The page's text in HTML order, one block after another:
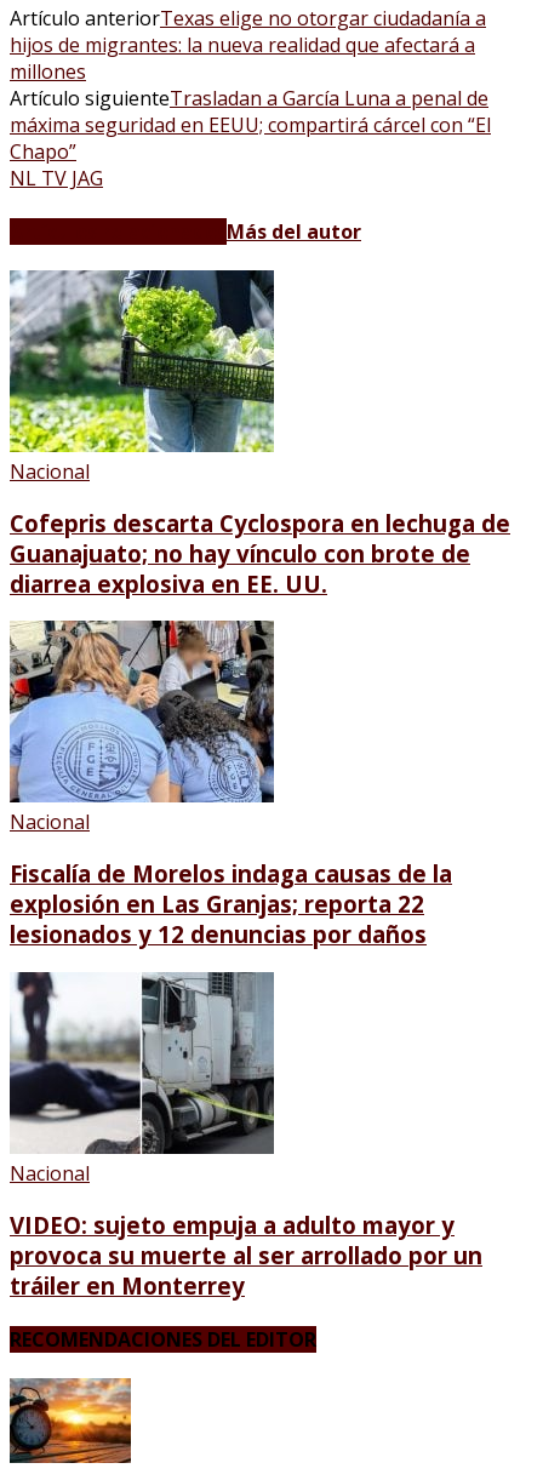
Artículo anteriorTexas elige no otorgar ciudadanía a
hijos de migrantes: la nueva realidad que afectará a
millones
Artículo siguienteTrasladan a García Luna a penal de
máxima seguridad en EEUU; compartirá cárcel con “El
Chapo”
NL TV JAG
Más del autor
Nacional
Cofepris descarta Cyclospora en lechuga de
Guanajuato; no hay vínculo con brote de
diarrea explosiva en EE. UU.
Nacional
Fiscalía de Morelos indaga causas de la
explosión en Las Granjas; reporta 22
lesionados y 12 denuncias por daños
Nacional
VIDEO: sujeto empuja a adulto mayor y
provoca su muerte al ser arrollado por un
tráiler en Monterrey
RECOMENDACIONES DEL EDITOR